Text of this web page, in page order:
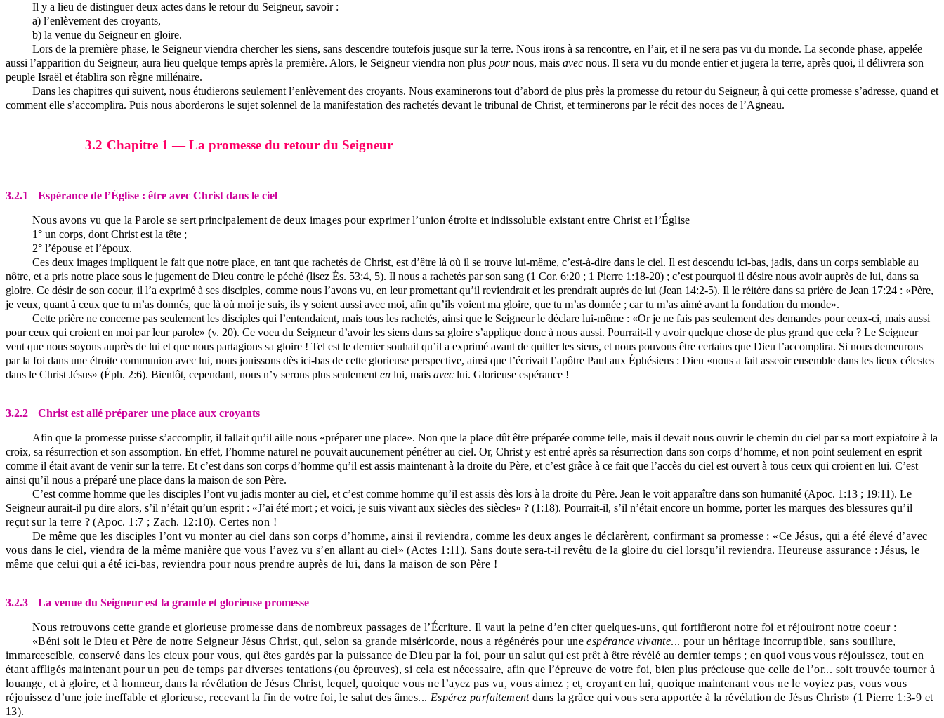
Il y a lieu de distinguer deux actes dans le retour du Seigneur, savoir :
a) l’enlèvement des croyants,
b) la venue du Seigneur en gloire.
Lors de la première phase, le Seigneur viendra chercher les siens, sans descendre toutefois jusque sur la terre. Nous irons à sa rencontre, en l’air, et il ne sera pas vu du monde. La seconde phase, appelée
aussi l’apparition du Seigneur, aura lieu quelque temps après la première. Alors, le Seigneur viendra non plus pournous, mais avec nous. Il sera vu du monde entier et jugera la terre, après quoi, il délivrera son
peuple Israël et établira son règne millénaire.
Dans les chapitres qui suivent, nous étudierons seulement l’enlèvement des croyants. Nous examinerons tout d’abord de plus près la promesse du retour du Seigneur, à qui cette promesse s’adresse, quand et
comment elle s’accomplira. Puis nous aborderons le sujet solennel de la manifestation des rachetés devant le tribunal de Christ, et terminerons par le récit des noces de l’Agneau.
3.2 Chapitre 1 — La promesse du retour du Seigneur
3.2.1 Espérance de l’Église : être avec Christ dans le ciel
Nous avons vu que la Parole se sert principalement de deux images pour exprimer l’union étroite et indissoluble existant entre Christ et l’Église
1° un corps, dont Christ est la tête ;
2° l’épouse et l’époux.
Ces deux images impliquent le fait que notre place, en tant que rachetés de Christ, est d’être là où il se trouve lui-même, c’est-à-dire dans le ciel. Il est descendu ici-bas, jadis, dans un corps semblable au
nôtre, et a pris notre place sous le jugement de Dieu contre le péché (lisez És. 53:4, 5). Il nous a rachetés par son sang (1 Cor. 6:20 ; 1 Pierre 1:18-20) ; c’est pourquoi il désire nous avoir auprès de lui, dans sa
gloire. Ce désir de son coeur, il l’a exprimé à ses disciples, comme nous l’avons vu, en leur promettant qu’il reviendrait et les prendrait auprès de lui (Jean 14:2-5). Il le réitère dans sa prière de Jean 17:24 : «Père,
je veux, quant à ceux que tu m’as donnés, que là où moi je suis, ils y soient aussi avec moi, afin qu’ils voient ma gloire, que tu m’as donnée ; car tu m’as aimé avant la fondation du monde».
Cette prière ne concerne pas seulement les disciples qui l’entendaient, mais tous les rachetés, ainsi que le Seigneur le déclare lui-même : «Or je ne fais pas seulement des demandes pour ceux-ci, mais aussi
pour ceux qui croient en moi par leur parole» (v. 20). Ce voeu du Seigneur d’avoir les siens dans sa gloire s’applique donc à nous aussi. Pourrait-il y avoir quelque chose de plus grand que cela ? Le Seigneur
veut que nous soyons auprès de lui et que nous partagions sa gloire ! Tel est le dernier souhait qu’il a exprimé avant de quitter les siens, et nous pouvons être certains que Dieu l’accomplira. Si nous demeurons
par la foi dans une étroite communion avec lui, nous jouissons dès ici-bas de cette glorieuse perspective, ainsi que l’écrivait l’apôtre Paul aux Éphésiens : Dieu «nous a fait asseoir ensemble dans les lieux célestes
dans le Christ Jésus» (Éph. 2:6). Bientôt, cependant, nous n’y serons plus seulement en lui, mais avec lui. Glorieuse espérance !
3.2.2 Christ est allé préparer une place aux croyants
Afin que la promesse puisse s’accomplir, il fallait qu’il aille nous «préparer une place». Non que la place dût être préparée comme telle, mais il devait nous ouvrir le chemin du ciel par sa mort expiatoire à la
croix, sa résurrection et son assomption. En effet, l’homme naturel ne pouvait aucunement pénétrer au ciel. Or, Christ y est entré après sa résurrection dans son corps d’homme, et non point seulement en esprit —
comme il était avant de venir sur la terre. Et c’est dans son corps d’homme qu’il est assis maintenant à la droite du Père, et c’est grâce à ce fait que l’accès du ciel est ouvert à tous ceux qui croient en lui. C’est
ainsi qu’il nous a préparé une place dans la maison de son Père.
C’est comme homme que les disciples l’ont vu jadis monter au ciel, et c’est comme homme qu’il est assis dès lors à la droite du Père. Jean le voit apparaître dans son humanité (Apoc. 1:13 ; 19:11). Le
Seigneur aurait-il pu dire alors, s’il n’était qu’un esprit : «J’ai été mort ; et voici, je suis vivant aux siècles des siècles» ? (1:18). Pourrait-il, s’il n’était encore un homme, porter les marques des blessures qu’il
reçut sur la terre ? (Apoc. 1:7 ; Zach. 12:10). Certes non !
De même que les disciples l’ont vu monter au ciel dans son corps d’homme, ainsi il reviendra, comme les deux anges le déclarèrent, confirmant sa promesse : «Ce Jésus, qui a été élevé d’avec
vous dans le ciel, viendra de la même manière que vous l’avez vu s’en allant au ciel» (Actes 1:11). Sans doute sera-t-il revêtu de la gloire du ciel lorsqu’il reviendra. Heureuse assurance : Jésus, le
même que celui qui a été ici-bas, reviendra pour nous prendre auprès de lui, dans la maison de son Père !
3.2.3 La venue du Seigneur est la grande et glorieuse promesse
Nous retrouvons cette grande et glorieuse promesse dans de nombreux passages de l’Écriture. Il vaut la peine d’en citer quelques-uns, qui fortifieront notre foi et réjouiront notre coeur :
«Béni soit le Dieu et Père de notre Seigneur Jésus Christ, qui, selon sa grande miséricorde, nous a régénérés pour uneespérance vivante... pour un héritage incorruptible, sans souillure,
immarcescible, conservé dans les cieux pour vous, qui êtes gardés par la puissance de Dieu par la foi, pour un salut qui est prêt à être révélé au dernier temps ; en quoi vous vous réjouissez, tout en
étant affligés maintenant pour un peu de temps par diverses tentations (ou épreuves), si cela est nécessaire, afin que l’épreuve de votre foi, bien plus précieuse que celle de l’or... soit trouvée tourner à
louange, et à gloire, et à honneur, dans la révélation de Jésus Christ, lequel, quoique vous ne l’ayez pas vu, vous aimez ; et, croyant en lui, quoique maintenant vous ne le voyiez pas, vous vous
réjouissez d’une joie ineffable et glorieuse, recevant la fin de votre foi, le salut des âmes... Espérez parfaitementdans la grâce qui vous sera apportée à la révélation de Jésus Christ» (1 Pierre 1:3-9 et
13).